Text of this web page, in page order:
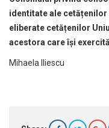
identitate ale
eliberate cetățenilor
acestora care își
Mihaela Iliescu